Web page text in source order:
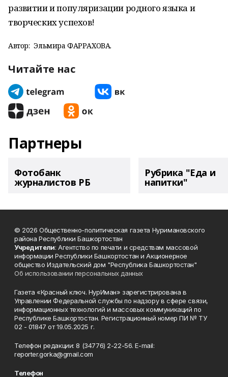
развитии и популяризации родного языка и
творческих успехов!
Автор: Эльмира ФАРРАХОВА.
Читайте нас
Партнеры
Фотобанк
журналистов РБ
Рубрика "Еда и
напитки"
© 2026 Общественно-политическая газета Нуримановского
района Республики Башкортостан
Учредители: Агентство по печати и средствам массовой
информации Республики Башкортостан и Акционерное
общество Издательский дом "Республика Башкортостан"
Об использовании персональных данных
Газета «Красный ключ. НурИман» зарегистрирована в
Управлении Федеральной службы по надзору в сфере связи,
информационных технологий и массовых коммуникаций по
Республике Башкортостан. Регистрационный номер ПИ № ТУ
02 - 01847 от 19.05.2025 г.
Телефон редакции: 8 (34776) 2-22-56. E-mail:
reporter.gorka@gmail.com
Телефон